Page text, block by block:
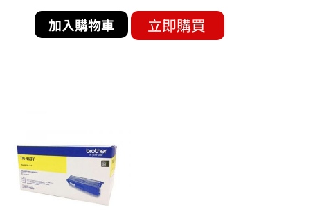
加入購物車 立即購買